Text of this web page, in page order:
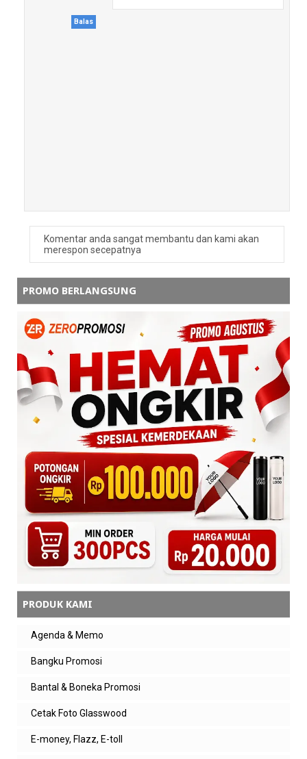
Balas
Komentar anda sangat membantu dan kami akan
merespon secepatnya
PROMO BERLANGSUNG
PRODUK KAMI
Agenda & Memo
Bangku Promosi
Bantal & Boneka Promosi
Cetak Foto Glasswood
E-money, Flazz, E-toll